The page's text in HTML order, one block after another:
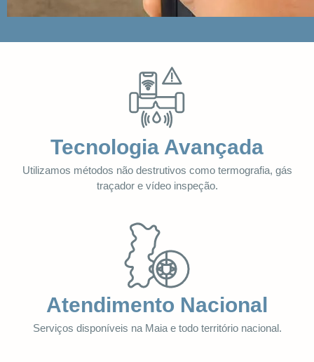
Tecnologia Avançada
Utilizamos métodos não destrutivos como termografia, gás
traçador e vídeo inspeção.
Atendimento Nacional
Serviços disponíveis na Maia e todo território nacional.